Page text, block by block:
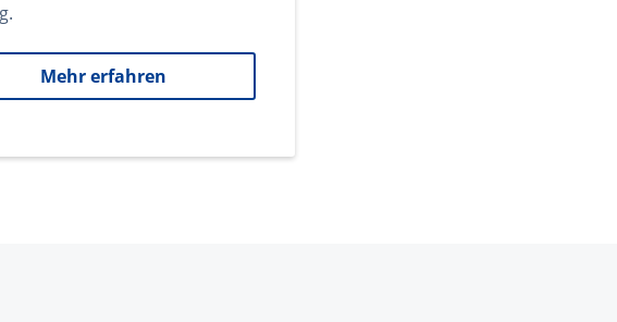
Mehr erfahren